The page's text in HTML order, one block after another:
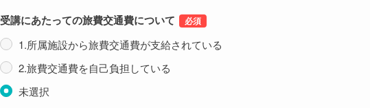
受講にあたっての旅費交通費について
1.所属施設から旅費交通費が支給されている
2.旅費交通費を自己負担している
未選択